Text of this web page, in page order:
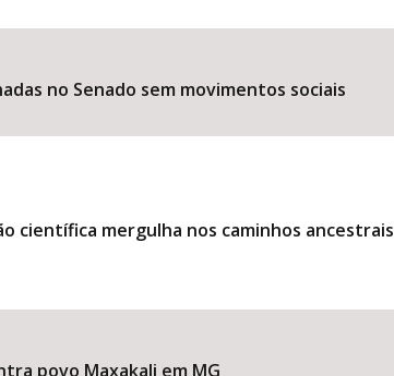
no Senado sem movimentos sociais
científica mergulha nos caminhos ancestrais
povo Maxakali em MG